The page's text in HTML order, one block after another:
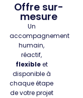
Offre sur-
mesure
Un
accompagnement
humain,
réactif,
flexibleet
disponible à
chaque étape
de votre projet